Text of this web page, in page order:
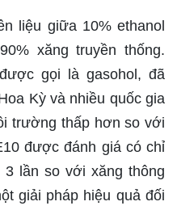
liệu giữa 10% ethanol
xăng truyền thống.
gọi là gasohol, đã
Kỳ và nhiều quốc gia
trường thấp hơn so với
được đánh giá có chỉ
lần so với xăng thông
giải pháp hiệu quả đối